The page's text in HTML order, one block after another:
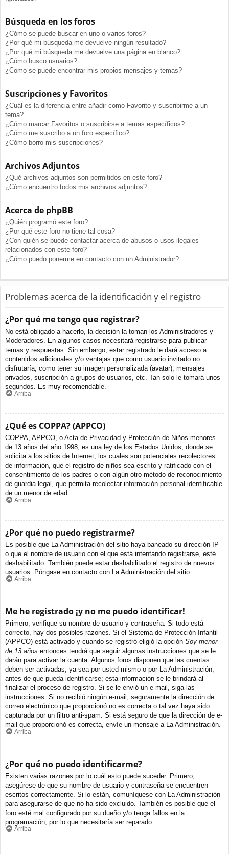
Búsqueda en los foros
¿Cómo se puede buscar en uno o varios foros?
¿Por qué mi búsqueda me devuelve ningún resultado?
¿Por qué mi búsqueda me devuelve una página en blanco?
¿Cómo busco usuarios?
¿Como se puede encontrar mis propios mensajes y temas?
Suscripciones y Favoritos
¿Cuál es la diferencia entre añadir como Favorito y suscribirme a un
tema?
¿Cómo marcar Favoritos o suscribirse a temas específicos?
¿Cómo me suscribo a un foro específico?
¿Cómo borro mis suscripciones?
Archivos Adjuntos
¿Qué archivos adjuntos son permitidos en este foro?
¿Cómo encuentro todos mis archivos adjuntos?
Acerca de phpBB
¿Quién programó este foro?
¿Por qué este foro no tiene tal cosa?
¿Con quién se puede contactar acerca de abusos o usos ilegales
relacionados con este foro?
¿Cómo puedo ponerme en contacto con un Administrador?
Problemas acerca de la identificación y el registro
¿Por qué me tengo que registrar?
No está obligado a hacerlo, la decisión la toman los Administradores y
Moderadores. En algunos casos necesitará registrarse para publicar
temas y respuestas. Sin embargo, estar registrado le dará acceso a
contenidos adicionales y/o ventajas que como usuario invitado no
disfrutaría, como tener su imagen personalizada (avatar), mensajes
privados, suscripción a grupos de usuarios, etc. Tan solo le tomará unos
segundos. Es muy recomendable.
Arriba
¿Qué es COPPA? (APPCO)
COPPA, APPCO, o Acta de Privacidad y Protección de Niños menores
de 13 años del año 1998, es una ley de los Estados Unidos, donde se
solicita a los sitios de Internet, los cuales son potenciales recolectores
de información, que el registro de niños sea escrito y ratificado con el
consentimiento de los padres o con algún otro método de reconocimiento
de guardia legal, que permita recolectar información personal identificable
de un menor de edad.
Arriba
¿Por qué no puedo registrarme?
Es posible que La Administración del sitio haya baneado su dirección IP
o que el nombre de usuario con el que está intentando registrarse, esté
deshabilitado. También puede estar deshabilitado el registro de nuevos
usuarios. Póngase en contacto con La Administración del sitio.
Arriba
Me he registrado ¡y no me puedo identificar!
Primero, verifique su nombre de usuario y contraseña. Si todo está
correcto, hay dos posibles razones. Si el Sistema de Protección Infantil
(APPCO) está activado y cuando se registró eligió la opción Soy menor
de 13 años entonces tendrá que seguir algunas instrucciones que se le
darán para activar la cuenta. Algunos foros disponen que las cuentas
deben ser activadas, ya sea por usted mismo o por La Administración,
antes de que pueda identificarse; esta información se le brindará al
finalizar el proceso de registro. Si se le envió un e-mail, siga las
instrucciones. Si no recibió ningún e-mail, seguramente la dirección de
correo electrónico que proporcionó no es correcta o tal vez haya sido
capturada por un filtro anti-spam. Si está seguro de que la dirección de e-
mail que proporcionó es correcta, envíe un mensaje a La Administración.
Arriba
¿Por qué no puedo identificarme?
Existen varias razones por lo cuál esto puede suceder. Primero,
asegúrese de que su nombre de usuario y contraseña se encuentren
escritos correctamente. Si lo están, comuníquese con La Administración
para asegurarse de que no ha sido excluido. También es posible que el
foro esté mal configurado por su dueño y/o tenga fallos en la
programación, por lo que necesitaría ser reparado.
Arriba